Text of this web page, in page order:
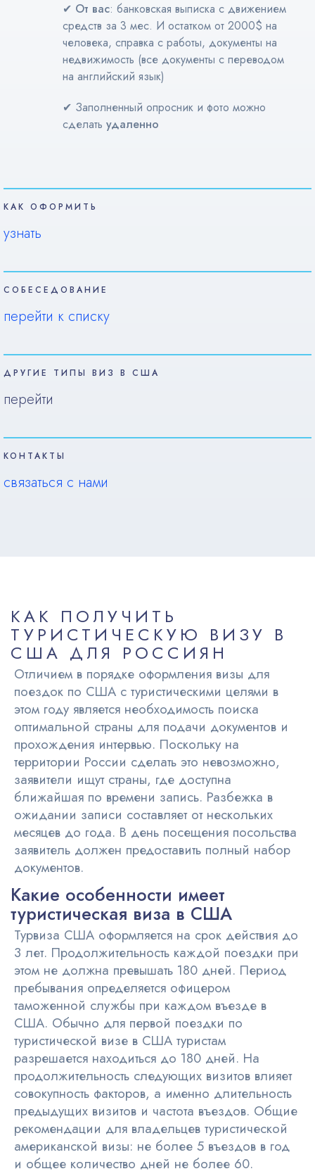
✔ От вас: банковская выписка с движением
средств за 3 мес. И остатком от 2000$ на
человека, справка с работы, документы на
недвижимость (все документы с переводом
на английский язык)
✔ Заполненный опросник и фото можно
сделать удаленно
КАК ОФОРМИТЬ
узнать
СОБЕСЕДОВАНИЕ
перейти к списку
ДРУГИЕ ТИПЫ ВИЗ В США
перейти
КОНТАКТЫ
связаться с нами
КАК ПОЛУЧИТЬ
ТУРИСТИЧЕСКУЮ ВИЗУ В
США ДЛЯ РОССИЯН
Отличием в порядке оформления визы для
поездок по США с туристическими целями в
этом году является необходимость поиска
оптимальной страны для подачи документов и
прохождения интервью. Поскольку на
территории России сделать это невозможно,
заявители ищут страны, где доступна
ближайшая по времени запись. Разбежка в
ожидании записи составляет от нескольких
месяцев до года. В день посещения посольства
заявитель должен предоставить полный набор
документов.
Какие особенности имеет
туристическая виза в США
Турвиза США оформляется на срок действия до
3 лет. Продолжительность каждой поездки при
этом не должна превышать 180 дней. Период
пребывания определяется офицером
таможенной службы при каждом въезде в
США. Обычно для первой поездки по
туристической визе в США туристам
разрешается находиться до 180 дней. На
продолжительность следующих визитов влияет
совокупность факторов, а именно длительность
предыдущих визитов и частота въездов. Общие
рекомендации для владельцев туристической
американской визы: не более 5 въездов в год
и общее количество дней не более 60.